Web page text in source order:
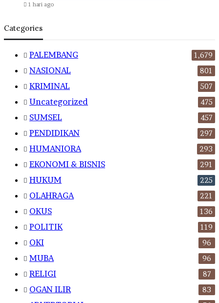
1 hari ago
Categories
PALEMBANG 1,679
NASIONAL 801
KRIMINAL 507
Uncategorized 475
SUMSEL 457
PENDIDIKAN 297
HUMANIORA 293
EKONOMI & BISNIS 291
HUKUM 225
OLAHRAGA 221
OKUS 136
POLITIK 119
OKI 96
MUBA 96
RELIGI 87
OGAN ILIR 83